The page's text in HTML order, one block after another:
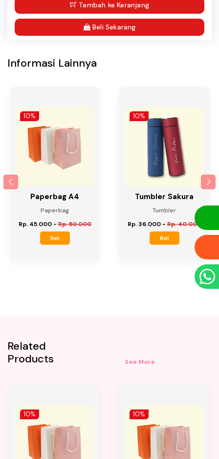
Tambah ke Keranjang
Beli Sekarang
Informasi Lainnya
10%
Paperbag A4
Paperbag
Rp. 45.000-Rp. 50.000
Beli
10%
Tumbler Sakura
Tumbler
Rp. 36.000-Rp. 40.000
Beli
Related
Products
See More
10% 10%